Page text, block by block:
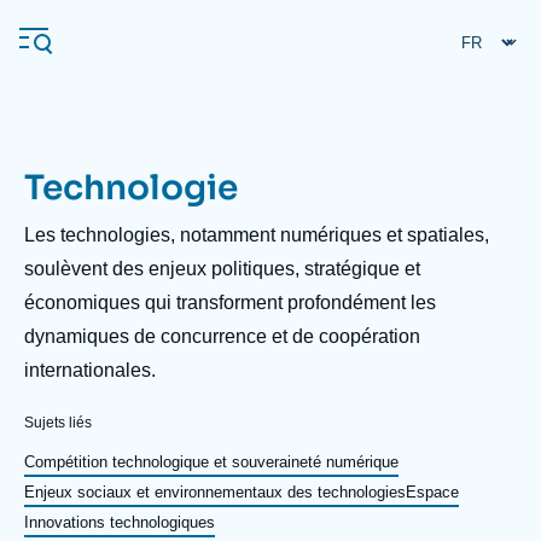
au
contenu
Navigation
principale
L'Ifri
Analyses
Événements
À propos de l'Ifri
L'Ifri en bref
Technologie
Description
Les technologies, notamment numériques et spatiales,
soulèvent des enjeux politiques, stratégique et
économiques qui transforment profondément les
dynamiques de concurrence et de coopération
internationales.
Sujets liés
Compétition technologique et souveraineté numérique
Enjeux sociaux et environnementaux des technologies Espace
Innovations technologiques